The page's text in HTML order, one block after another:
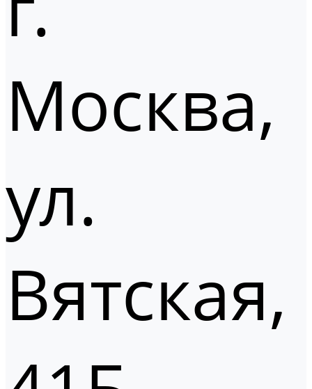
Москва,
ул.
Вятская,